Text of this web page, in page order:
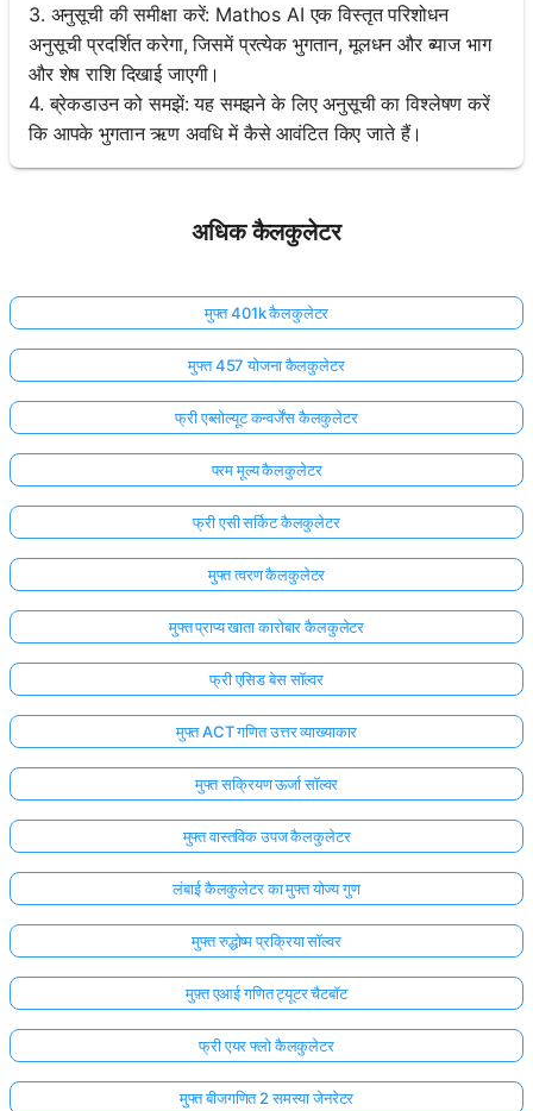
3. अनुसूची की समीक्षा करें: Mathos AI एक विस्तृत परिशोधन
अनुसूची प्रदर्शित करेगा, जिसमें प्रत्येक भुगतान, मूलधन और ब्याज भाग
और शेष राशि दिखाई जाएगी।
4. ब्रेकडाउन को समझें: यह समझने के लिए अनुसूची का विश्लेषण करें
कि आपके भुगतान ऋण अवधि में कैसे आवंटित किए जाते हैं।
अधिक कैलकुलेटर
मुफ्त 401k कैलकुलेटर
मुफ्त 457 योजना कैलकुलेटर
फ्री एब्सोल्यूट कन्वर्जेंस कैलकुलेटर
परम मूल्य कैलकुलेटर
फ्री एसी सर्किट कैलकुलेटर
मुफ्त त्वरण कैलकुलेटर
मुफ्त प्राप्य खाता कारोबार कैलकुलेटर
फ्री एसिड बेस सॉल्वर
मुफ्त ACT गणित उत्तर व्याख्याकार
मुफ्त सक्रियण ऊर्जा सॉल्वर
मुफ्त वास्तविक उपज कैलकुलेटर
लंबाई कैलकुलेटर का मुफ्त योज्य गुण
मुफ्त रुद्धोष्म प्रक्रिया सॉल्वर
मुफ़्त एआई गणित ट्यूटर चैटबॉट
फ्री एयर फ्लो कैलकुलेटर
मुफ्त बीजगणित 2 समस्या जेनरेटर